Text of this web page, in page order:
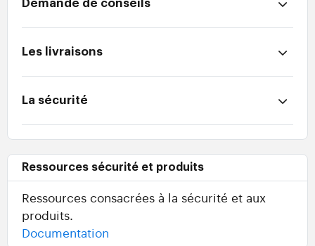
Demande de conseils
Les livraisons
La sécurité
Ressources sécurité et produits
Ressources consacrées à la sécurité et aux
produits.
Documentation